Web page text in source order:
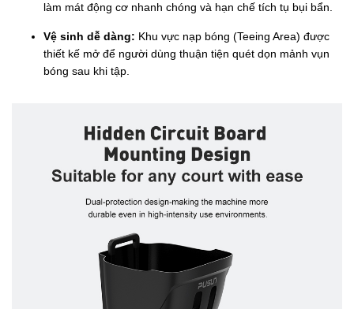
làm mát động cơ nhanh chóng và hạn chế tích tụ bụi bẩn.
Vệ sinh dễ dàng: Khu vực nạp bóng (Teeing Area) được
thiết kế mở để người dùng thuận tiện quét dọn mảnh vụn
bóng sau khi tập.